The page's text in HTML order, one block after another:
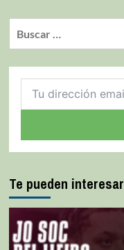
Te pueden interesar